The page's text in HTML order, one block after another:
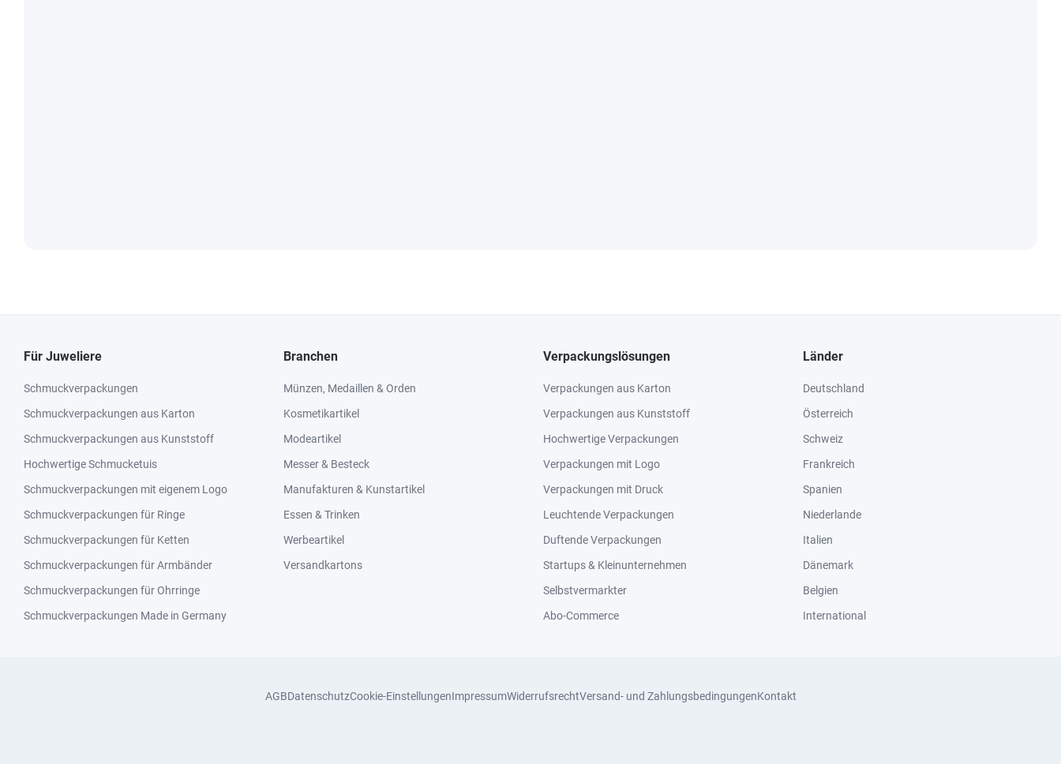
Für Juweliere
Schmuckverpackungen
Schmuckverpackungen aus Karton
Schmuckverpackungen aus Kunststoff
Hochwertige Schmucketuis
Schmuckverpackungen mit eigenem Logo
Schmuckverpackungen für Ringe
Schmuckverpackungen für Ketten
Schmuckverpackungen für Armbänder
Schmuckverpackungen für Ohrringe
Schmuckverpackungen Made in Germany
Branchen
Münzen, Medaillen & Orden
Kosmetikartikel
Modeartikel
Messer & Besteck
Manufakturen & Kunstartikel
Essen & Trinken
Werbeartikel
Versandkartons
Verpackungslösungen
Verpackungen aus Karton
Verpackungen aus Kunststoff
Hochwertige Verpackungen
Verpackungen mit Logo
Verpackungen mit Druck
Leuchtende Verpackungen
Duftende Verpackungen
Startups & Kleinunternehmen
Selbstvermarkter
Abo-Commerce
Länder
Deutschland
Österreich
Schweiz
Frankreich
Spanien
Niederlande
Italien
Dänemark
Belgien
International
AGBDatenschutzCookie-EinstellungenImpressumWiderrufsrechtVersand- und ZahlungsbedingungenKontakt